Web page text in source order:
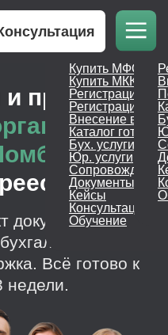
Купить МФО
Купить МКК
Регистрация
Регистрация
Внесение в
Каталог готовых
Бух. услуги
Юр. услуги
Сопровождение
Документы
Кейсы
Консультация
Обучение
-
ЦБ
и
готово к